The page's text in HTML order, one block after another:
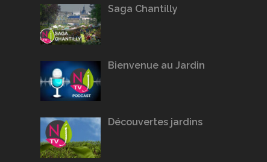
Saga Chantilly
Bienvenue au Jardin
Découvertes jardins